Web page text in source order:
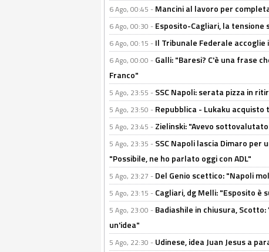
6 Ago, 00:45 - Mancini al lavoro per
6 Ago, 00:30 - Esposito-Cagliari, la tensione
6 Ago, 00:15 - Il Tribunale Federale
6 Ago, 00:00 - Galli: "Baresi? C'è una frase
Franco"
5 Ago, 23:55 - SSC Napoli: serata pizza in
5 Ago, 23:50 - Repubblica - Lukaku
5 Ago, 23:45 - Zielinski: "Avevo
5 Ago, 23:35 - SSC Napoli lascia Dimaro per
"Possibile, ne ho parlato oggi con ADL"
5 Ago, 23:27 - Del Genio scettico: "Napoli
5 Ago, 23:15 - Cagliari, dg Melli: "Esposito
5 Ago, 23:00 - Badiashile in chiusura,
un'idea"
5 Ago, 22:30 - Udinese, idea Juan Jesus a